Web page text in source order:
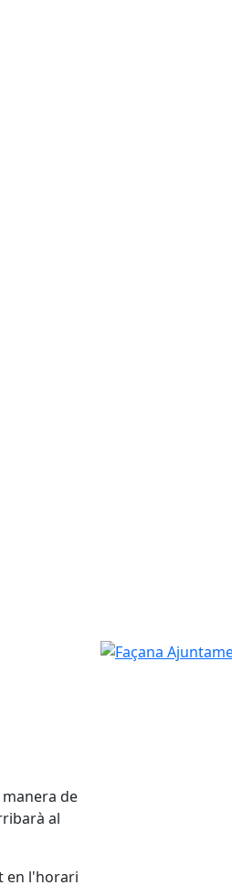
de
al
en l'horari
Façana Ajuntament